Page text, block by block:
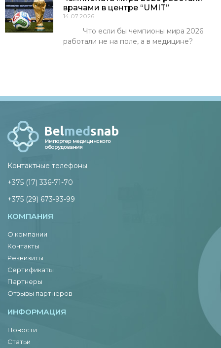
врачами в центре “UMIT”
14.07.2026
Что если бы чемпионы мира 2026
работали не на поле, а в медицине?
Контактные телефоны
+375 (17) 336-71-70
+375 (29) 673-93-99
КОМПАНИЯ
О компании
Контакты
Реквизиты
Сертификаты
Партнеры
Отзывы партнеров
ИНФОРМАЦИЯ
Новости
Статьи